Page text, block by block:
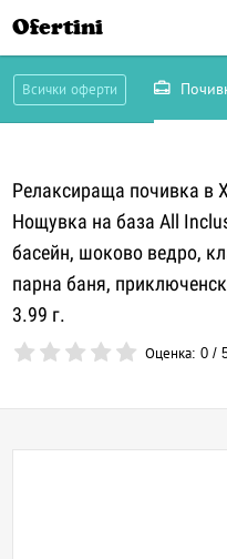
Ofertini
Всички оферти
Релаксираща почивка в
Нощувка на база All
басейн, шоково ведро,
парна баня,
3.99 г.
Оценка:0 /